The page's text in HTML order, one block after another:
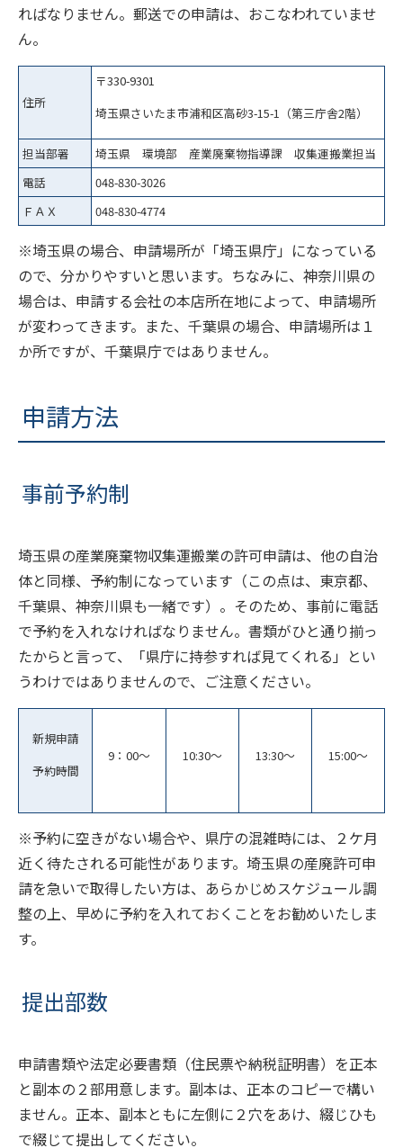
ればなりません。郵送での申請は、おこなわれていませ
ん。
住所
〒330-9301
埼玉県さいたま市浦和区高砂3-15-1（第三庁舎2階）
担当部署
埼玉県 環境部 産業廃棄物指導課 収集運搬業担当
電話
048-830-3026
ＦＡＸ
048-830-4774
※埼玉県の場合、申請場所が「埼玉県庁」になっている
ので、分かりやすいと思います。ちなみに、神奈川県の
場合は、申請する会社の本店所在地によって、申請場所
が変わってきます。また、千葉県の場合、申請場所は１
か所ですが、千葉県庁ではありません。
申請方法
事前予約制
埼玉県の産業廃棄物収集運搬業の許可申請は、他の自治
体と同様、予約制になっています（この点は、東京都、
千葉県、神奈川県も一緒です）。そのため、事前に電話
で予約を入れなければなりません。書類がひと通り揃っ
たからと言って、「県庁に持参すれば見てくれる」とい
うわけではありませんので、ご注意ください。
新規申請
予約時間
9：00～ 10:30～ 13:30～ 15:00～
※予約に空きがない場合や、県庁の混雑時には、２ケ月
近く待たされる可能性があります。埼玉県の産廃許可申
請を急いで取得したい方は、あらかじめスケジュール調
整の上、早めに予約を入れておくことをお勧めいたしま
す。
提出部数
申請書類や法定必要書類（住民票や納税証明書）を正本
と副本の２部用意します。副本は、正本のコピーで構い
ません。正本、副本ともに左側に２穴をあけ、綴じひも
で綴じて提出してください。